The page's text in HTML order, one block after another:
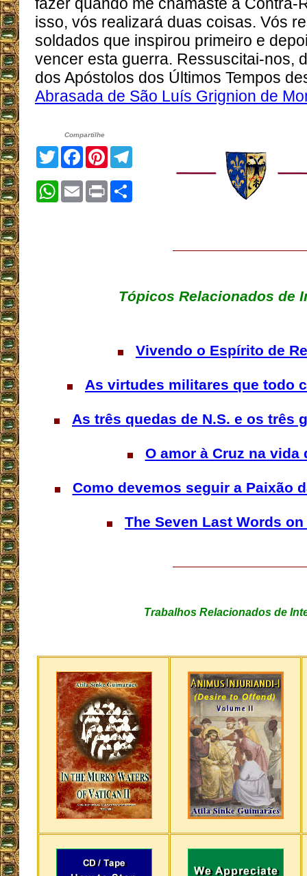
isso, vós realizará duas coisas. Vós
soldados que inspirou primeiro e
vencer esta guerra. Ressuscitai-nos,
dos Apóstolos dos Últimos Tempos
Abrasada de São Luís Grignion de
Compartilhe
TwitterFacebook
Pinterest
WhatsApp
EmailPrint
Tópicos Relacionados de
Vivendo o Espírito de
As virtudes militares que todo
As três quedas de N.S. e os três
O amor à Cruz na vida
Como devemos seguir a Paixão
The Seven Last Words
Trabalhos Relacionados de